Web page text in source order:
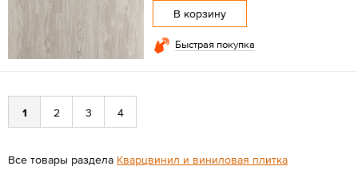
В корзину
Быстрая покупка
1 2 3 4
Все товары раздела Кварцвинил и виниловая плитка